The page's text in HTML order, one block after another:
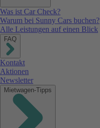
Was ist Car Check?
Warum bei Sunny Cars buchen?
Alle Leistungen auf einen Blick
FAQ
Kontakt
Aktionen
Newsletter
Mietwagen-Tipps